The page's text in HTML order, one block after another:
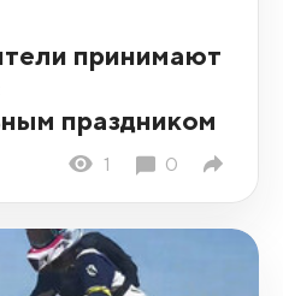
принимают
праздником
1 0